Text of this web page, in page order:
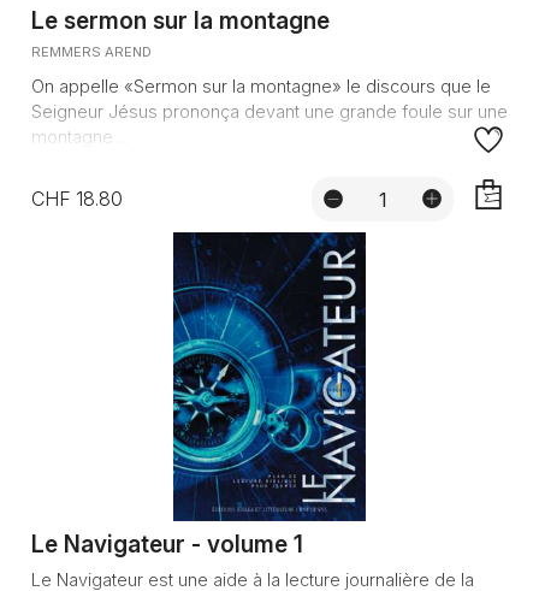
Le sermon sur la montagne
REMMERS AREND
On appelle «Sermon sur la montagne» le discours que le
Seigneur Jésus prononça devant une grande foule sur une
montagne ...
CHF 18.80
Le Navigateur - volume 1
Le Navigateur est une aide à la lecture journalière de la